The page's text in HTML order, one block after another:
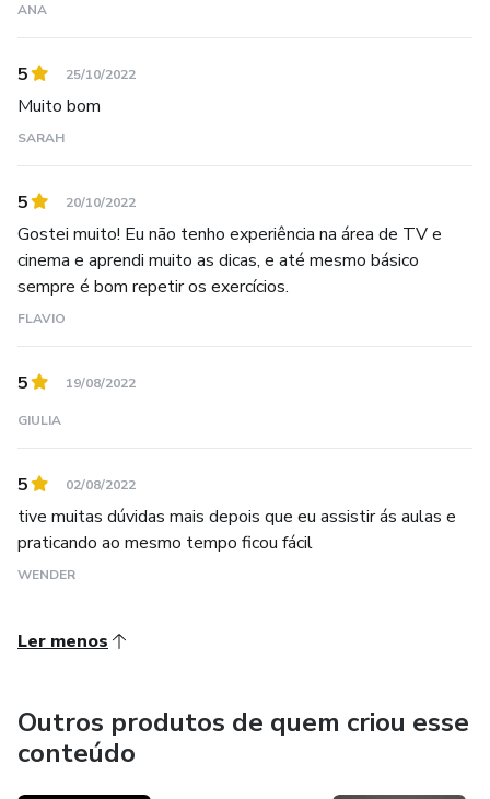
ANA
5 25/10/2022
Muito bom
SARAH
5 20/10/2022
Gostei muito! Eu não tenho experiência na área de TV e
cinema e aprendi muito as dicas, e até mesmo básico
sempre é bom repetir os exercícios.
FLAVIO
5 19/08/2022
GIULIA
5 02/08/2022
tive muitas dúvidas mais depois que eu assistir ás aulas e
praticando ao mesmo tempo ficou fácil
WENDER
Ler menos
Outros produtos de quem criou esse
conteúdo